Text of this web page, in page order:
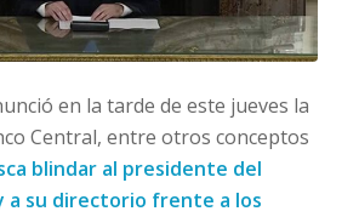
en la tarde de este jueves la
Central, entre otros conceptos
blindar al presidente del
a su directorio frente a los